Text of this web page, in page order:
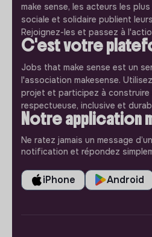
make sense, les acteurs les
sociale et solidaire publient
Rejoignez-les et passez à
C'est votre
Jobs that make sense est un
l'association makesense.
projet et participez à construire
respectueuse, inclusive et
Notre application
Ne ratez jamais un message
notification et répondez
iPhone Android